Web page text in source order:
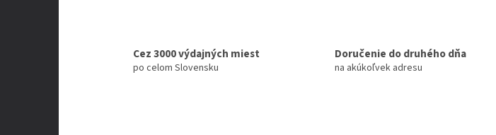
Cez 3000 výdajných miest
po celom Slovensku
Doručenie do druhého dňa
na akúkoľvek adresu